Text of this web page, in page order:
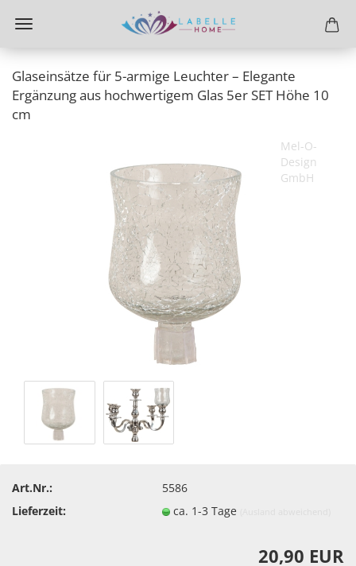
Glaseinsätze für 5-armige Leuchter – Elegante
Ergänzung aus hochwertigem Glas 5er SET Höhe 10
cm
Mel-O-
Design
GmbH
Art.Nr.:
5586
Lieferzeit:
ca. 1-3 Tage
20,90 EUR